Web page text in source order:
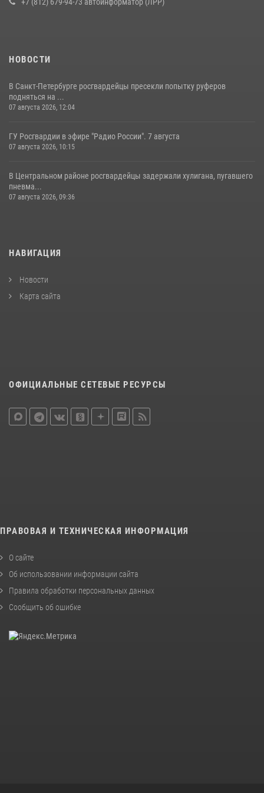
НОВОСТИ
В Санкт-Петербурге росгвардейцы пресекли попытку руферов
подняться на ...
07 августа 2026, 12:04
ГУ Росгвардии в эфире "Радио России". 7 августа
07 августа 2026, 10:15
В Центральном районе росгвардейцы задержали хулигана, пугавшего
пневма...
07 августа 2026, 09:36
НАВИГАЦИЯ
Новости
Карта сайта
ОФИЦИАЛЬНЫЕ СЕТЕВЫЕ РЕСУРСЫ
ПРАВОВАЯ И ТЕХНИЧЕСКАЯ ИНФОРМАЦИЯ
О сайте
Об использовании информации сайта
Правила обработки персональных данных
Сообщить об ошибке